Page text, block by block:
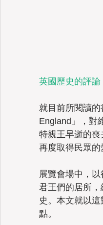
英國歷史的評論
就目前所閱讀
England」，對
特親王早逝的
再度取得民眾的
展覽會場中，
君王們的居所
史。本文就以
點。